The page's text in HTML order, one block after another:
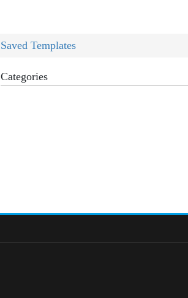
Saved Templates
Categories